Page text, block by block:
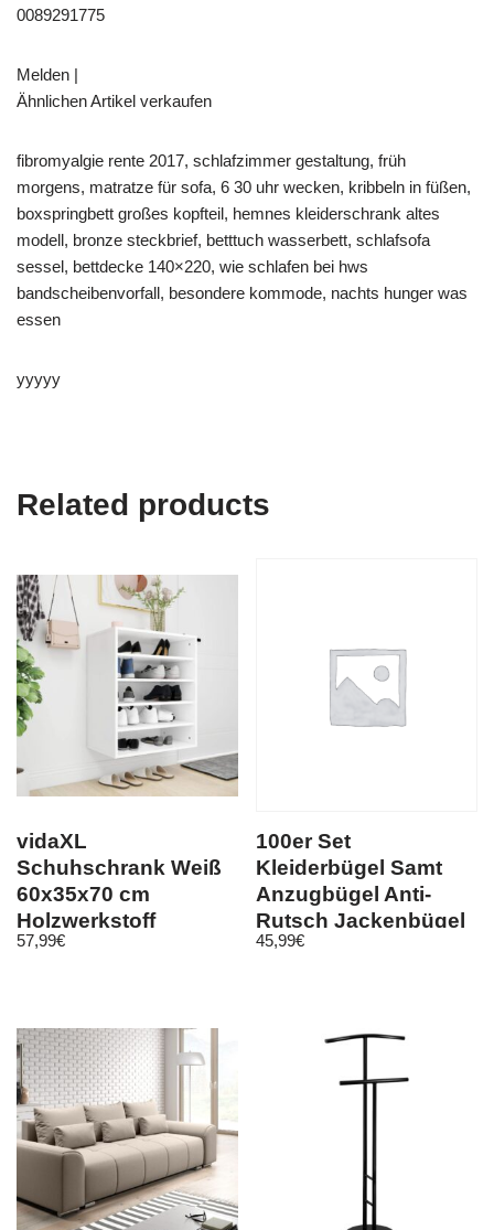
0089291775
Melden |
Ähnlichen Artikel verkaufen
fibromyalgie rente 2017, schlafzimmer gestaltung, früh
morgens, matratze für sofa, 6 30 uhr wecken, kribbeln in füßen,
boxspringbett großes kopfteil, hemnes kleiderschrank altes
modell, bronze steckbrief, betttuch wasserbett, schlafsofa
sessel, bettdecke 140×220, wie schlafen bei hws
bandscheibenvorfall, besondere kommode, nachts hunger was
essen
yyyyy
Related products
vidaXL
Schuhschrank Weiß
60x35x70 cm
Holzwerkstoff
57,99€
100er Set
Kleiderbügel Samt
Anzugbügel Anti-
Rutsch Jackenbügel
Schwarz
45,99€